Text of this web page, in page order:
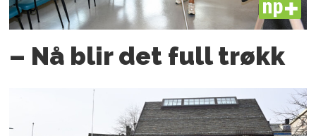
PLUS
– Nå blir det full trøkk